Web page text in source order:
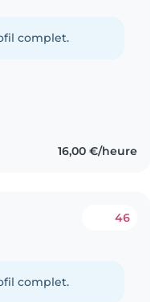
complet.
16,00 €/heure
46
complet.